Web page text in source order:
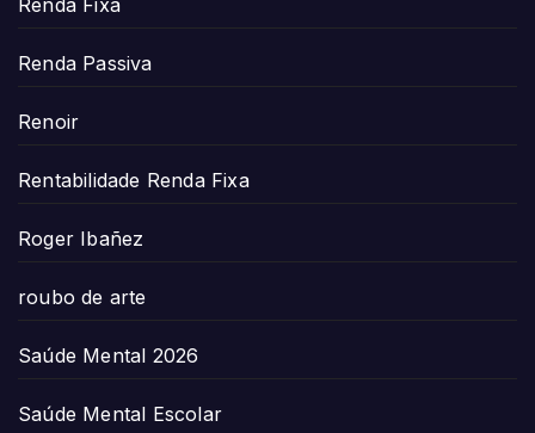
Renda Fixa
Renda Passiva
Renoir
Rentabilidade Renda Fixa
Roger Ibañez
roubo de arte
Saúde Mental 2026
Saúde Mental Escolar